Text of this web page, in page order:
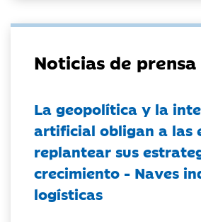
Noticias de prensa
La geopolítica y la
artificial obligan a las
replantear sus
crecimiento - Naves
logísticas